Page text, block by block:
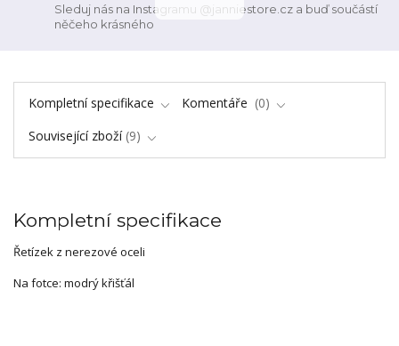
Sleduj nás na Instagramu @janniestore.cz a buď součástí
něčeho krásného
Kompletní specifikace Komentáře
0
Související zboží 9
Kompletní specifikace
Řetízek z nerezové oceli
Na fotce: modrý křišťál